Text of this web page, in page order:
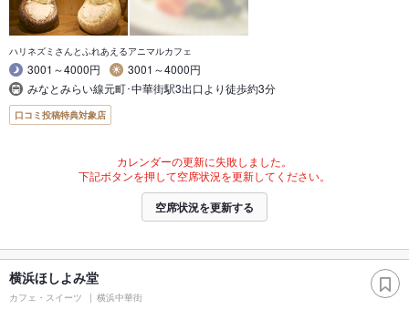
ハリネズミさんとふれあえるアニマルカフェ
3001～4000円
3001～4000円
みなとみらい線元町･中華街駅3出口より徒歩約3分
口コミ投稿特典対象店
カレンダーの更新に失敗しました。
下記ボタンを押して空席状況を更新してください。
空席状況を更新する
横浜ほしよみ堂
カフェ・スイーツ 横浜中華街